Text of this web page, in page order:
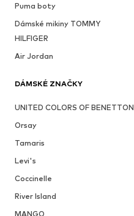
Puma boty
Dámské mikiny TOMMY
HILFIGER
Air Jordan
DÁMSKÉ ZNAČKY
UNITED COLORS OF BENETTON
Orsay
Tamaris
Levi's
Coccinelle
River Island
MANGO